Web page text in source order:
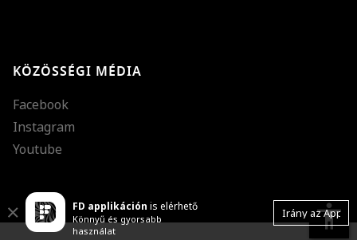
KÖZÖSSÉGI MÉDIA
Facebook
Instagram
Youtube
FD applikáción is elérhető
Könnyű és gyorsabb
használat
Irány az App
Close accessibility
Nagy kurzor